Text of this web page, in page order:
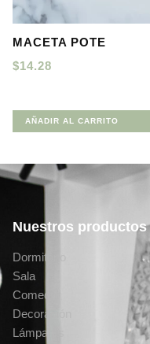
MACETA POTE
$14.28
AÑADIR AL CARRITO
Nuestros productos
Dormitorio
Sala
Comedor
Decoración
Lámparas